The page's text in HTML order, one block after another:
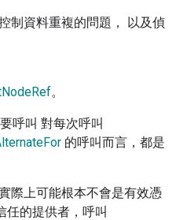
制資料重複的問題， 以及偵
。
呼叫 對每次呼叫
的呼叫而言，都是
際上可能根本不會是有效憑
任的提供者，呼叫